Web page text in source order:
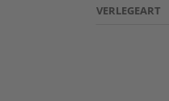
VERLEGEART